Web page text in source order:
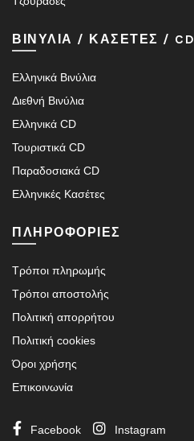
ΒΙΝΥΛΙΑ / ΚΑΣΕΤΕΣ / CD
Ελληνικά Βινύλια
Διεθνή Βινύλια
Ελληνικά CD
Τουριστικά CD
Παραδοσιακά CD
Ελληνικές Κασέτες
ΠΛΗΡΟΦΟΡΙΕΣ
Τρόποι πληρωμής
Τρόποι αποστολής
Πολιτική απορρήτου
Πολιτική cookies
Όροι χρήσης
Επικοινωνία
Facebook Instagram